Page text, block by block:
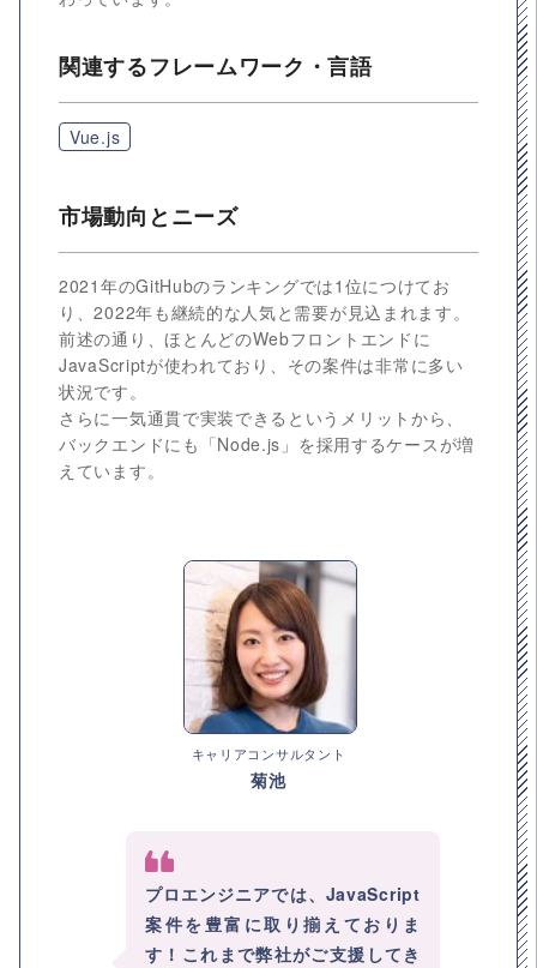
関連するフレームワーク・言語
Vue.js
市場動向とニーズ
2021年のGitHubのランキングでは1位につけてお
り、2022年も継続的な人気と需要が見込まれます。
前述の通り、ほとんどのWebフロントエンドに
JavaScriptが使われており、その案件は非常に多い
状況です。
さらに一気通貫で実装できるというメリットから、
バックエンドにも「Node.js」を採用するケースが増
えています。
キャリアコンサルタント
菊池
プロエンジニアでは、JavaScript
案件を豊富に取り揃えておりま
す！これまで弊社がご支援してき